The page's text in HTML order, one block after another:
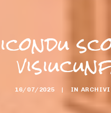
16/07/2025 | IN ARCHIVI